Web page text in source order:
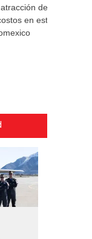
de
en esta